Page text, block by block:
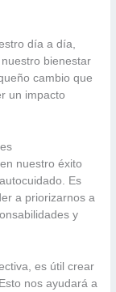
día a día,
bienestar
cambio que
un impacto
nuestro éxito
Es
a priorizarnos a
y
es útil crear
nos ayudará a